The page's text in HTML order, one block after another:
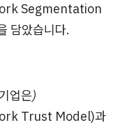
Segmentation
담았습니다.
업은)
Trust Model)과